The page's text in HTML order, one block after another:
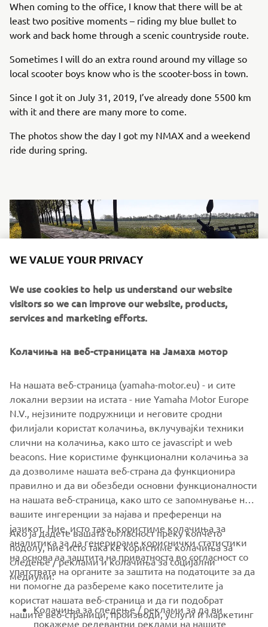
When coming to the office, I know that there will be at
least two positive moments – riding my blue bullet to
work and back home through a scenic countryside route.
Sometimes I will do an extra round around my village so
local scooter boys know who is the scooter-boss in town.
Since I got it on July 31, 2019, I’ve already done 5500 km
with it and there are many more to come.
The photos show the day I got my NMAX and a weekend
ride during spring.
©Yamaha Motor Europe N.V. / Yamaha Motor Co., Ltd.
The information and/or imagery on these webpages may
never be used for commercial or non-commercial
purposes without the explicit written consent of Yamaha
Motor Europe N.V. and/or Yamaha Motor Co., Ltd.
Always ride in a safe manner and obey all local road laws.
CORPORATE
FOR BUSINESS
WE VALUE YOUR PRIVACY
We use cookies to help us understand our website
visitors so we can improve our website, products,
services and marketing efforts.
Колачиња на веб-страницата на Јамаха мотор
На нашата веб-страница (yamaha-motor.eu) - и сите
локални верзии на истата - ние Yamaha Motor Europe
N.V., нејзините подружници и неговите сродни
филијали користат колачиња, вклучувајќи техники
слични на колачиња, како што се javascript и web
beacons. Ние користиме функционални колачиња за
да дозволиме нашата веб-страна да функционира
правилно и да ви обезбеди основни функционалности
на нашата веб-страница, како што се запомнување на
вашите ингеренции за најава и преференци на
јазикот. Ние, исто така, користиме колачиња за
аналитика за да генерираме кориснички статистики
на основа за заштита на приватноста во согласност со
упатствата на органите за заштита на податоците за да
ни помогне да разбереме како посетителите ја
користат нашата веб-страница и да ги подобрат
нашите веб-страници, производи, услуги и маркетинг
Ако ја дадете вашата согласност преку копчето
подолу, ние исто така ќе користиме колачиња за
следење / реклами и колачиња за социјални
медиуми:
Колачиња за следење / реклами за да ви
покажеме релевантни реклами на нашите